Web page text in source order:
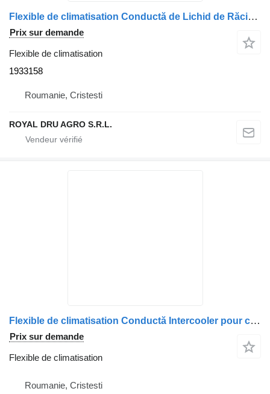
Flexible de climatisation Conductă de Lichid de Răcire 1933158 pour camion DAF – 11
Prix sur demande
Flexible de climatisation
1933158
Roumanie, Cristesti
ROYAL DRU AGRO S.R.L.
Flexible de climatisation Conductă Intercooler pour camion DAF 1885752 – Dimensiune 10 cm
Prix sur demande
Flexible de climatisation
Roumanie, Cristesti